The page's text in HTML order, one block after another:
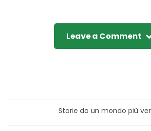
Leave a Comment
Storie da un mondo più